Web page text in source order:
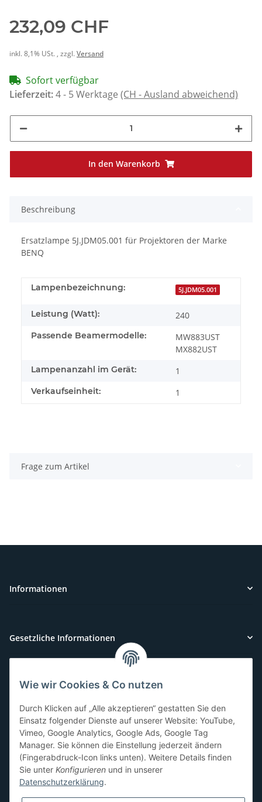
232,09 CHF
inkl. 8,1% USt. , zzgl.Versand
Sofort verfügbar
Lieferzeit:4 - 5 Werktage (CH - Ausland abweichend)
In den Warenkorb
Beschreibung
Ersatzlampe 5J.JDM05.001 für Projektoren der Marke
BENQ
Lampenbezeichnung: 5J.JDM05.001
Leistung (Watt): 240
Passende Beamermodelle:
MW883UST
MX882UST
Lampenanzahl im Gerät: 1
Verkaufseinheit: 1
Frage zum Artikel
Informationen
Gesetzliche Informationen
Kundenservice
Sie benötigen Hilfe oder haben Fragen?
071-5355993
service@beamerlampe24.ch
Sicher Einkaufen
Wie wir Cookies & Co nutzen
Durch Klicken auf „Alle akzeptieren“ gestatten Sie den
Einsatz folgender Dienste auf unserer Website: YouTube,
Vimeo, Google Analytics, Google Ads, Google Tag
Manager. Sie können die Einstellung jederzeit ändern
(Fingerabdruck-Icon links unten). Weitere Details finden
Sie unter Konfigurieren und in unserer
Datenschutzerklärung.